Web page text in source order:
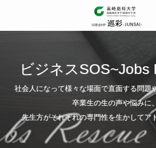
ビジネスSOS~Jobs
社会人になって様々な場面で直面する問題
卒業生の生の声や悩みに、
先生方がそれぞれの専門性を生かしてア